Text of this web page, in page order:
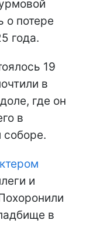
о потере
года.
19
в
где он
в
и
в